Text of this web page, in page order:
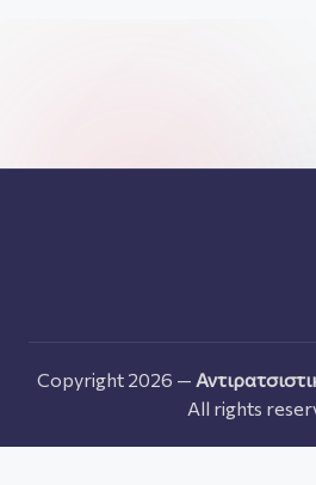
Copyright 2026 —
All rights